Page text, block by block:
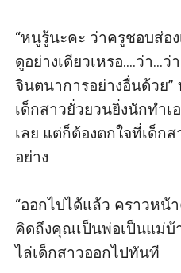
“หนูรู้นะคะ ว่าครูชอบส่อ
ดูอย่างเดียวเหรอ....ว่า...ว่
จินตนาการอย่างอื่นด้วย”
เด็กสาวยั่วยวนยิ่งนักทำ
เลย แต่ก็ต้องตกใจที่เด็ก
อย่าง
“ออกไปได้แล้ว คราวหน้
คิดถึงคุณเป็นพ่อเป็นแม่บ้
ไล่เด็กสาวออกไปทันที